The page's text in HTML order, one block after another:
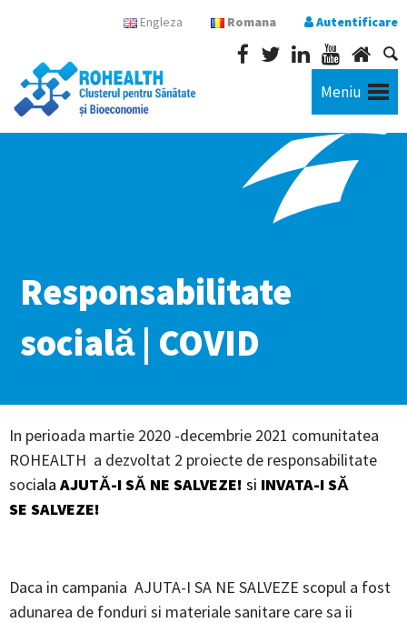
Engleza Romana Autentificare
Meniu
Responsabilitate
socială | COVID
In perioada martie 2020 -decembrie 2021 comunitatea
ROHEALTH a dezvoltat 2 proiecte de responsabilitate
sociala AJUTĂ-I SĂ NE SALVEZE! si INVATA-I SĂ
SE SALVEZE!
Daca in campania AJUTA-I SA NE SALVEZE scopul a fost
adunarea de fonduri si materiale sanitare care sa ii